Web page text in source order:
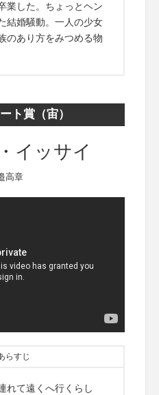
業した。ちょっとヘン
結婚騒動。一人の少女
のあり方をみつめる物
ト賞（宙）
イッサイ
高章
らすじ
れて遠くへ行くらし